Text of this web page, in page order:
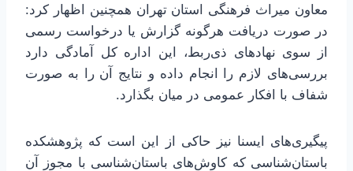
معاون میراث فرهنگی استان تهران همچنین اظهار کرد:
در صورت دریافت هرگونه گزارش یا درخواست رسمی
از سوی نهادهای ذی‌ربط، این اداره کل آمادگی دارد
بررسی‌های لازم را انجام داده و نتایج آن را به صورت
شفاف با افکار عمومی در میان بگذارد.
پیگیری‌های ایسنا نیز حاکی از این است که پژوهشکده
باستان‌شناسی که کاوش‌های باستان‌شناسی با مجوز آن